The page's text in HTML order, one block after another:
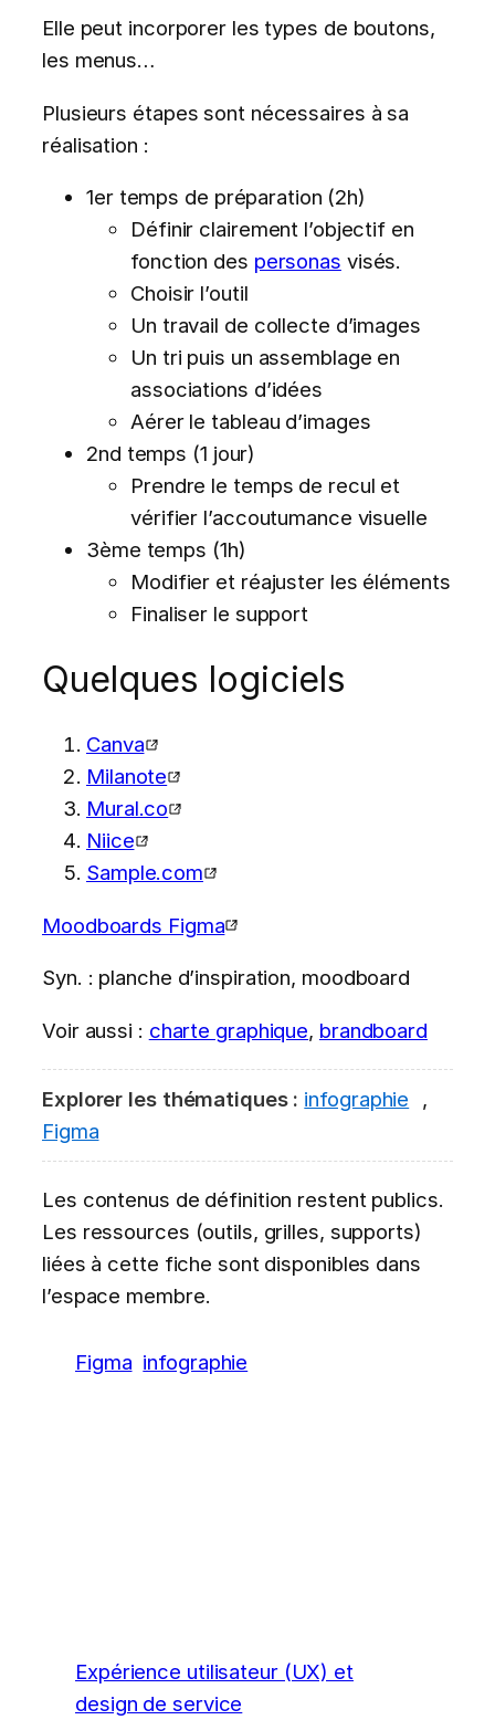
Elle peut incorporer les types de boutons,
les menus…
Plusieurs étapes sont nécessaires à sa
réalisation :
1er temps de préparation (2h)
Définir clairement l’objectif en
fonction des personas visés.
Choisir l’outil
Un travail de collecte d’images
Un tri puis un assemblage en
associations d’idées
Aérer le tableau d’images
2nd temps (1 jour)
Prendre le temps de recul et
vérifier l’accoutumance visuelle
3ème temps (1h)
Modifier et réajuster les éléments
Finaliser le support
Quelques logiciels
Canva
Milanote
Mural.co
Niice
Sample.com
Moodboards Figma
Syn. : planche d’inspiration, moodboard
Voir aussi : charte graphique, brandboard
Explorer les thématiques : infographie
,
Figma
Les contenus de définition restent publics.
Les ressources (outils, grilles, supports)
liées à cette fiche sont disponibles dans
l’espace membre.
Figma infographie
Expérience utilisateur (UX) et
design de service